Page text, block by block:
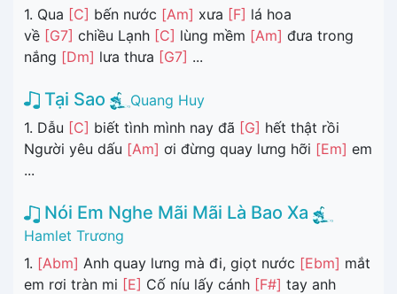
1. Qua [C] bến nước [Am] xưa [F] lá hoa
về [G7] chiều Lạnh [C] lùng mềm [Am] đưa trong
nắng [Dm] lưa thưa [G7] ...
Tại Sao
Quang Huy
1. Dẫu [C] biết tình mình nay đã [G] hết thật rồi
Người yêu dấu [Am] ơi đừng quay lưng hỡi [Em] em
...
Nói Em Nghe Mãi Mãi Là Bao Xa
Hamlet Trương
1. [Abm] Anh quay lưng mà đi, giọt nước [Ebm] mắt
em rơi tràn mi [E] Cố níu lấy cánh [F#] tay anh